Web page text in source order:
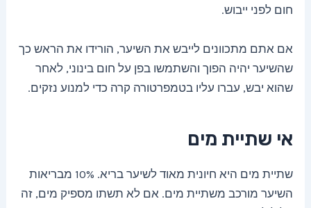
חום לפני ייבוש.
אם אתם מתכוונים לייבש את השיער, הורידו את הראש כך
שהשיער יהיה הפוך והשתמשו בפן על חום בינוני, לאחר
שהוא יבש, עברו עליו בטמפרטורה קרה כדי למנוע נזקים.
אי שתיית מים
שתיית מים היא חיונית מאוד לשיער בריא. 10% מבריאות
השיער מורכב משתיית מים. אם לא תשתו מספיק מים, זה